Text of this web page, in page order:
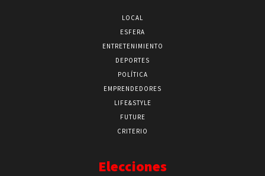
LOCAL
ESFERA
ENTRETENIMIENTO
DEPORTES
POLÍTICA
EMPRENDEDORES
LIFE&STYLE
FUTURE
CRITERIO
Elecciones